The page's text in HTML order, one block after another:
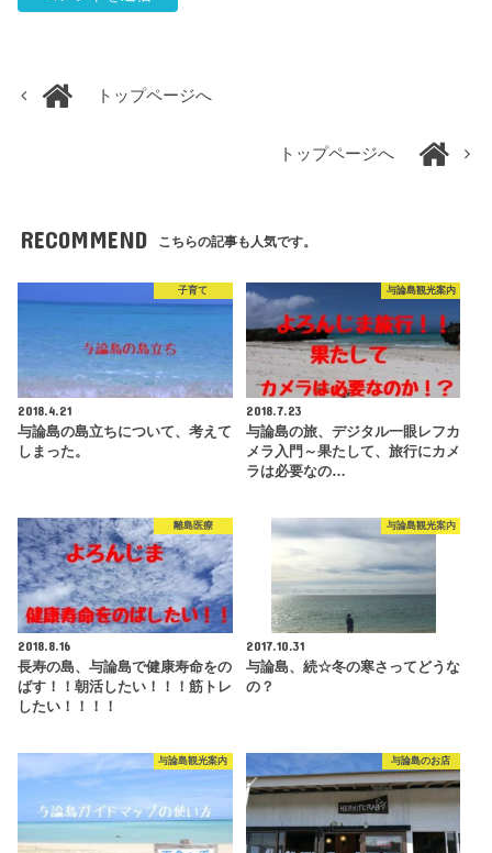
トップページへ
トップページへ
RECOMMEND こちらの記事も人気です。
子育て
2018.4.21
与論島の島立ちについて、考えて
しまった。
与論島観光案内
2018.7.23
与論島の旅、デジタル一眼レフカ
メラ入門～果たして、旅行にカメ
ラは必要なの…
離島医療
2018.8.16
長寿の島、与論島で健康寿命をの
ばす！！朝活したい！！！筋トレ
したい！！！！
与論島観光案内
2017.10.31
与論島、続☆冬の寒さってどうな
の？
与論島観光案内 与論島のお店